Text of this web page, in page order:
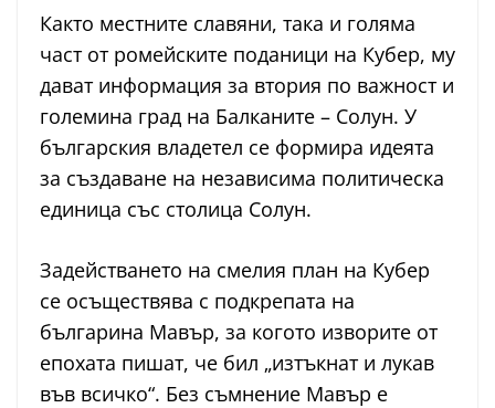
Както местните славяни, така и голяма
част от ромейските поданици на Кубер, му
дават информация за втория по важност и
големина град на Балканите – Солун. У
българския владетел се формира идеята
за създаване на независима политическа
единица със столица Солун.
Задействането на смелия план на Кубер
се осъществява с подкрепата на
българина Мавър, за когото изворите от
епохата пишат, че бил „изтъкнат и лукав
във всичко“. Без съмнение Мавър е